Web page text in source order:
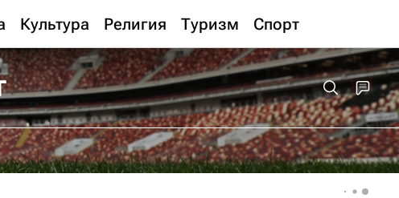
Культура Религия Туризм Спорт